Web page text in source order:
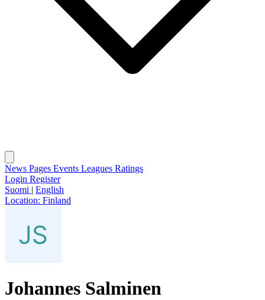
News Pages Events Leagues Ratings
Login Register
Suomi | English
Location: Finland
Johannes Salminen